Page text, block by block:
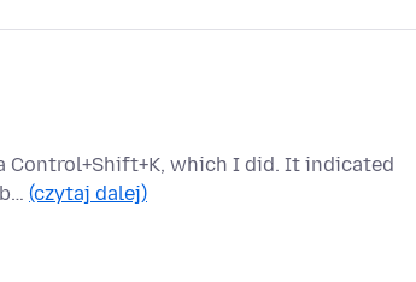
Control+Shift+K, which I did. It indicated
(czytaj dalej)